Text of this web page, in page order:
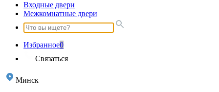
Входные двери
Межкомнатные двери
Избранное0
Связаться
Минск